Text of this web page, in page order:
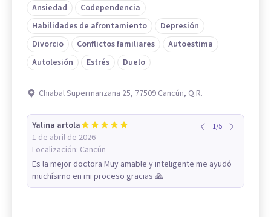
Ansiedad
Codependencia
Habilidades de afrontamiento
Depresión
Divorcio
Conflictos familiares
Autoestima
Autolesión
Estrés Duelo
Chiabal Supermanzana 25, 77509 Cancún, Q.R.
Yalina artola
1 de abril de 2026
Localización: Cancún
1/5
Es la mejor doctora Muy amable y inteligente me ayudó
muchísimo en mi proceso gracias 🙏